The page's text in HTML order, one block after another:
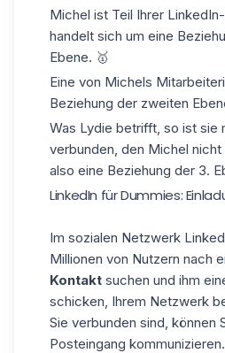
Michel ist Teil Ihrer
handelt sich um eine
Ebene. 🥇
Eine von Michels
Beziehung der zweiten
Was Lydie betrifft, so ist sie
verbunden, den Michel nicht
also eine Beziehung der 3.
LinkedIn für Dummies:
Im sozialen Netzwerk
Millionen von Nutzern nach
Kontakt suchen und ihm
schicken, Ihrem Netzwerk
Sie verbunden sind, können
Posteingang